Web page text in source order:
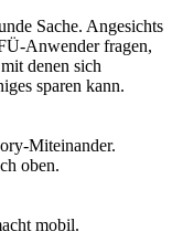
Sache. Angesichts
Anwender fragen,
denen sich
sparen kann.
Miteinander.
oben.
mobil.